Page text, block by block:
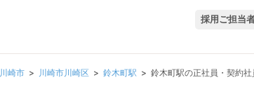
採用ご担当
川崎市 川崎市川崎区 鈴木町駅 鈴木町駅の正社員・契約社